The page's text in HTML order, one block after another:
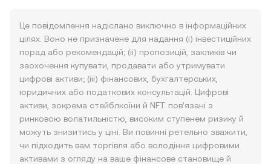
Це повідомлення надіслано виключно в інформаційних
цілях. Воно не призначене для надання (i) інвестиційних
порад або рекомендацій; (ii) пропозицій, закликів чи
заохочення купувати, продавати або утримувати
цифрові активи; (iii) фінансових, бухгалтерських,
юридичних або податкових консультацій. Цифрові
активи, зокрема стейблкоїни й NFT пов’язані з
ринковою волатильністю, високим ступенем ризику й
можуть знизитись у ціні. Ви повинні ретельно зважити,
чи підходить вам торгівля або володіння цифровими
активами з огляду на ваше фінансове становище й